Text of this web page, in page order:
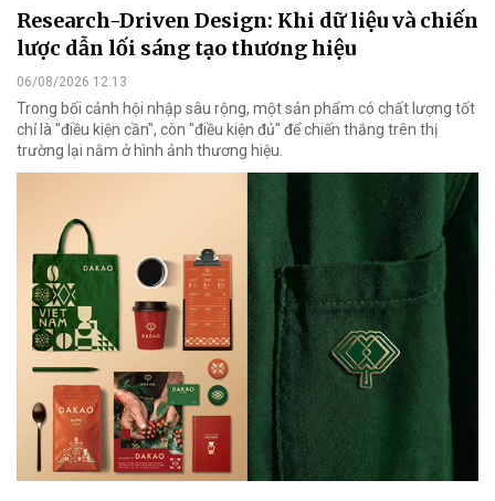
Research-Driven Design: Khi dữ liệu và chiến
lược dẫn lối sáng tạo thương hiệu
06/08/2026 12:13
Trong bối cảnh hội nhập sâu rộng, một sản phẩm có chất lượng tốt
chỉ là "điều kiện cần", còn "điều kiện đủ" để chiến thắng trên thị
trường lại nằm ở hình ảnh thương hiệu.